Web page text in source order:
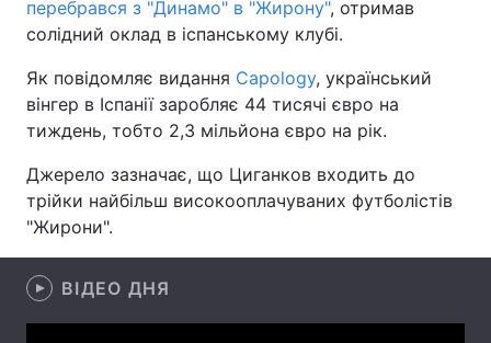
Україна Політика
Економіка Світ
Спорт Наука
Техно і зв'язок Лайт
Зброя
перебрався з "Динамо" в "Жирону", отримав
солідний оклад в іспанському клубі.
Як повідомляє видання Capology, український
вінгер в Іспанії заробляє 44 тисячі євро на
тиждень, тобто 2,3 мільйона євро на рік.
Джерело зазначає, що Циганков входить до
трійки найбільш високооплачуваних футболістів
"Жирони".
ВІДЕО ДНЯ